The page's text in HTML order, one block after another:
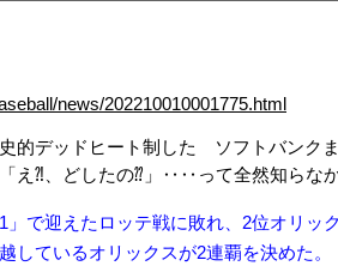
news/202210010001775.html
的デッドヒート制した ソフトバンクま
え⁈、どしたの⁇」‥‥って全然知ら
」で迎えたロッテ戦に敗れ、2位オリ
しているオリックスが2連覇を決めた。